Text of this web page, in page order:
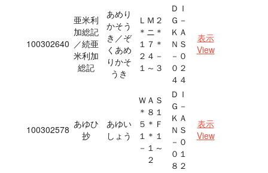
100302640
亜米利
加総記
／続亜
米利加
総記
あめり
かそう
き／ぞ
くあめ
りかそ
うき
ＬＭ２
＊ニ＊
１７＊
２４－
１～３
ＤＩ
Ｇ－
ＫＡ
ＮＳ
－０
０２
４４
表示
View
100302578 あゆひ
抄
あゆい
しょう
ＷＡＳ
＊８１
５＊Ｆ
１＊１
－１～
２
ＤＩ
Ｇ－
ＫＡ
ＮＳ
－０
０１
８２
表示
View